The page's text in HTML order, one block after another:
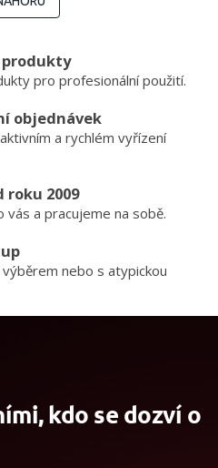
á
c
í
r
v
v
ý
s
u
k
á
n
pro profesionální použití.
objednávek
a rychlém vyřízení
roku 2009
vás a pracujeme na sobě.
nebo s atypickou
kdo se dozví o